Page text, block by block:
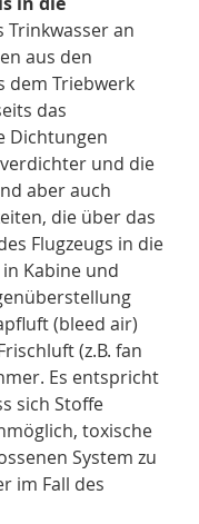
Trinkwasser an
aus den
dem Triebwerk
das
Dichtungen
und die
aber auch
die über das
Flugzeugs in die
Kabine und
(bleed air)
(z.B. fan
Es entspricht
sich Stoffe
toxische
System zu
im Fall des